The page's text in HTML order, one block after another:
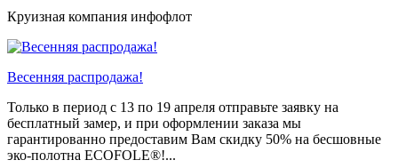
Круизная компания инфофлот
Весенняя распродажа!
Только в период c 13 по 19 апреля отправьте заявку на
бесплатный замер, и при оформлении заказа мы
гарантированно предоставим Вам скидку 50% на бесшовные
эко-полотна ECOFOLE®!...